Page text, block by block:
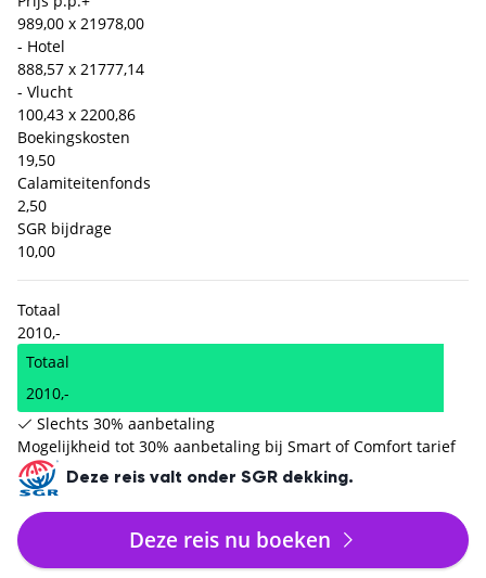
989,00 x 21978,00
- Hotel
888,57 x 21777,14
- Vlucht
100,43 x 2200,86
Boekingskosten
19,50
Calamiteitenfonds
2,50
SGR bijdrage
10,00
Totaal
2010,-
Totaal
2010,-
Slechts 30% aanbetaling
Mogelijkheid tot 30% aanbetaling bij Smart of Comfort tarief
Deze reis valt onder SGR dekking.
Deze reis nu boeken